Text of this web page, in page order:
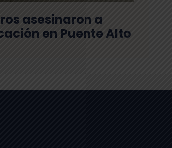
asesinaron a
en Puente Alto